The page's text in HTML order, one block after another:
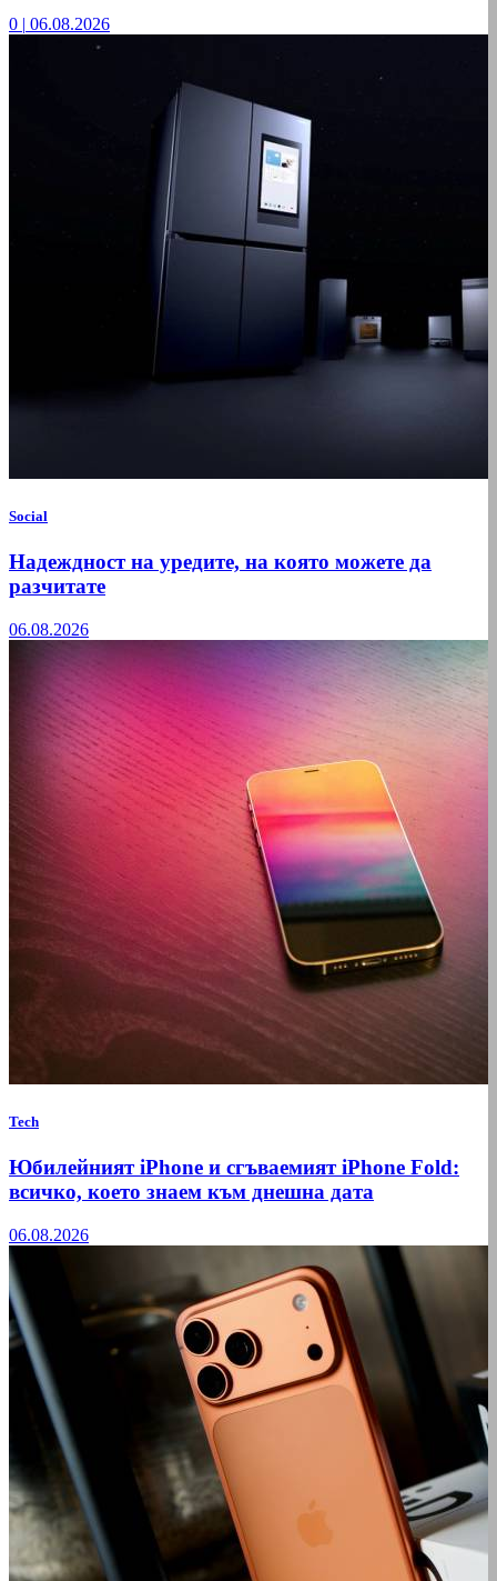
0 | 06.08.2026
Social
Надеждност на уредите, на която можете да
разчитате
06.08.2026
Tech
Юбилейният iPhone и сгъваемият iPhone Fold:
всичко, което знаем към днешна дата
06.08.2026